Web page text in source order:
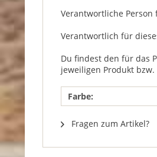
Verantwortliche Person
Verantwortlich für
Du findest den für das
jeweiligen Produkt
Farbe:
Fragen zum Artikel?